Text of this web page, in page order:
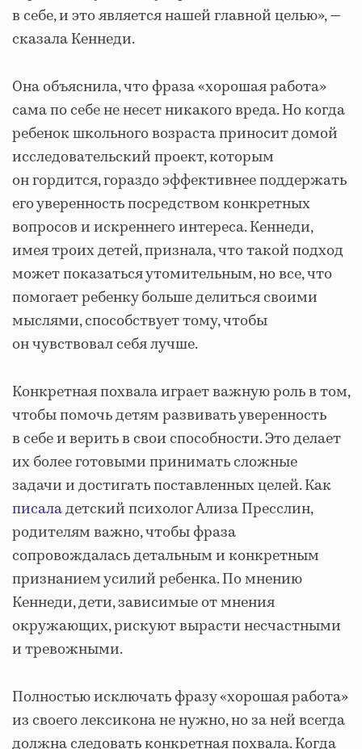
в себе, и это является нашей главной целью», —
сказала Кеннеди.
Она объяснила, что фраза «хорошая работа»
сама по себе не несет никакого вреда. Но когда
ребенок школьного возраста приносит домой
исследовательский проект, которым
он гордится, гораздо эффективнее поддержать
его уверенность посредством конкретных
вопросов и искреннего интереса. Кеннеди,
имея троих детей, признала, что такой подход
может показаться утомительным, но все, что
помогает ребенку больше делиться своими
мыслями, способствует тому, чтобы
он чувствовал себя лучше.
Конкретная похвала играет важную роль в том,
чтобы помочь детям развивать уверенность
в себе и верить в свои способности. Это делает
их более готовыми принимать сложные
задачи и достигать поставленных целей. Как
писаладетский психолог Ализа Пресслин,
родителям важно, чтобы фраза
сопровождалась детальным и конкретным
признанием усилий ребенка. По мнению
Кеннеди, дети, зависимые от мнения
окружающих, рискуют вырасти несчастными
и тревожными.
Полностью исключать фразу «хорошая работа»
из своего лексикона не нужно, но за ней всегда
должна следовать конкретная похвала. Когда